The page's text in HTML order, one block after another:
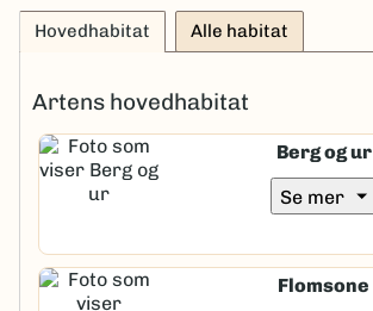
Hovedhabitat Alle habitat
Artens hovedhabitat
Berg og ur
Se mer arrow_drop_down
Flomsone